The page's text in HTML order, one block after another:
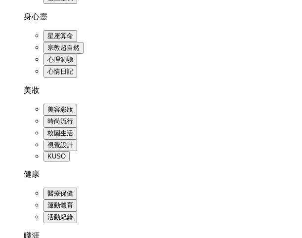
身心靈
星座算命
宗教超自然
心理測驗
心情日記
美妝
美容彩妝
時尚流行
校園生活
視覺設計
KUSO
健康
醫療保健
運動體育
活動紀錄
職涯